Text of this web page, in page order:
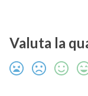
Valuta la